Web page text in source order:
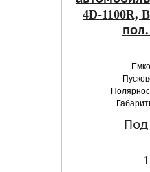
4D-1100R,
Под